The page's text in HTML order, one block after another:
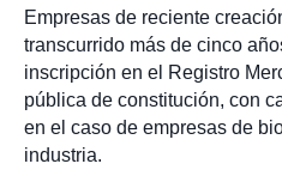
Empresas de reciente
transcurrido más de cinco
inscripción en el Registro
pública de constitución, con
en el caso de empresas de
industria.